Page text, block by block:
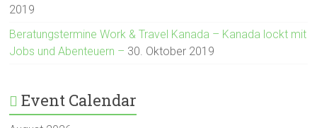
2019
Beratungstermine Work & Travel Kanada – Kanada lockt mit
Jobs und Abenteuern – 30. Oktober 2019
Event Calendar